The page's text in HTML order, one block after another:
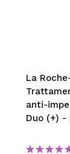
La
anti-
Duo (+) -